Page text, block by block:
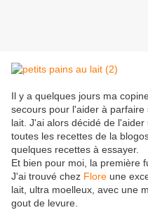
Il y a quelques jours ma
secours pour l'aider à
lait. J'ai alors décidé de
toutes les recettes de la
quelques recettes à essayer.
Et bien pour moi, la première
J'ai trouvé chez Flore une
lait, ultra moelleux, avec une
gout de levure.